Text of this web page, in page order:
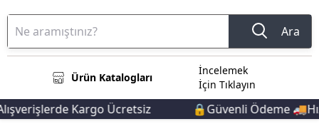
Ara
Ürün Katalogları
İncelemek
İçin Tıklayın
Kargo Ücretsiz 🔒Güvenli Ödeme